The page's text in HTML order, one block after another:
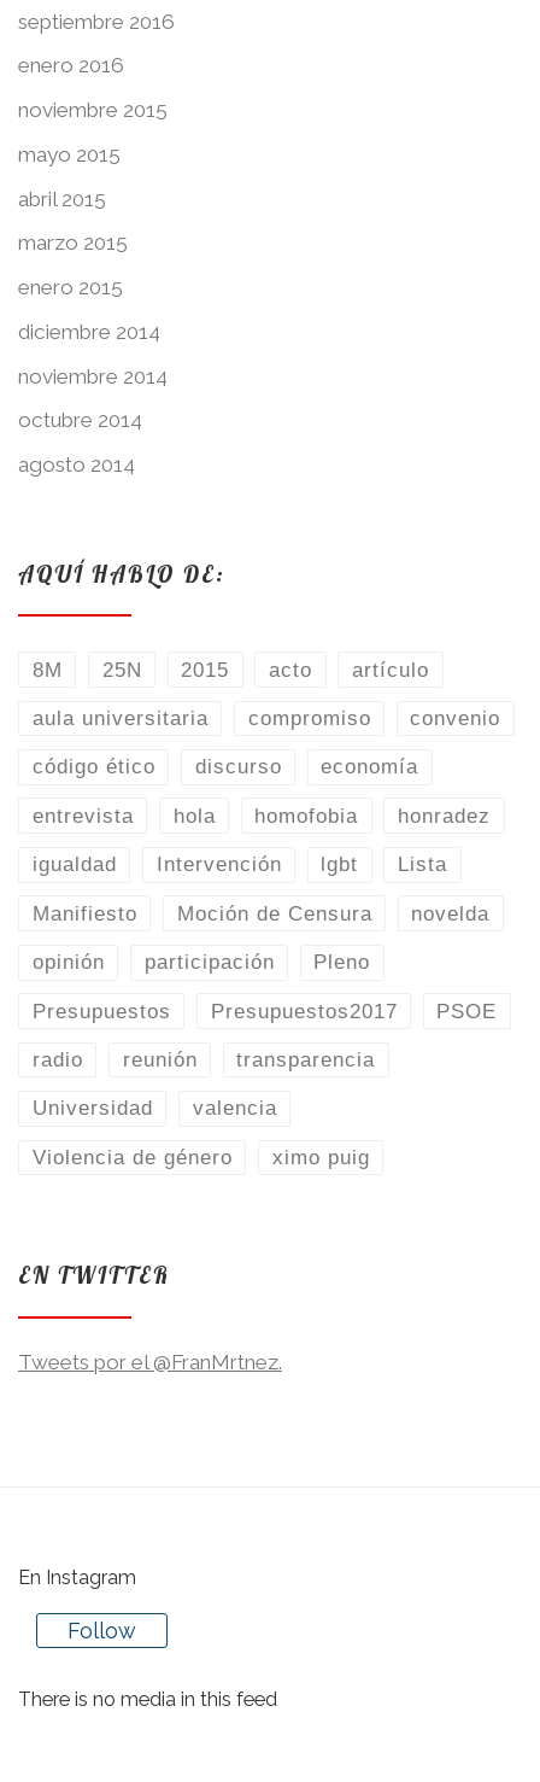
septiembre 2016
enero 2016
noviembre 2015
mayo 2015
abril 2015
marzo 2015
enero 2015
diciembre 2014
noviembre 2014
octubre 2014
agosto 2014
AQUÍ HABLO DE:
8M 25N 2015 acto artículo
aula universitaria compromiso convenio
código ético discurso economía
entrevista hola homofobia honradez
igualdad Intervención lgbt Lista
Manifiesto Moción de Censura novelda
opinión participación Pleno
Presupuestos Presupuestos2017 PSOE
radio reunión transparencia
Universidad valencia
Violencia de género ximo puig
EN TWITTER
Tweets por el @FranMrtnez.
En Instagram
Follow
There is no media in this feed